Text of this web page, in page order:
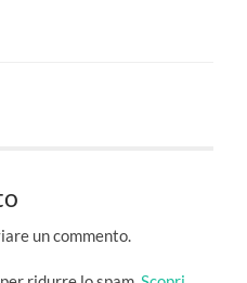
un commento.